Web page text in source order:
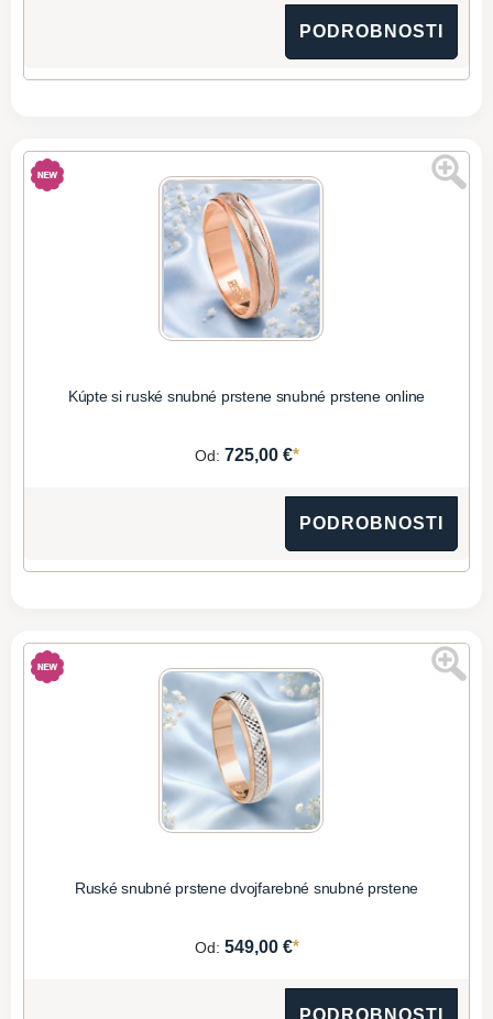
PODROBNOSTI
Kúpte si ruské snubné prstene snubné prstene online
Od: 725,00 €*
PODROBNOSTI
Ruské snubné prstene dvojfarebné snubné prstene
Od: 549,00 €*
PODROBNOSTI